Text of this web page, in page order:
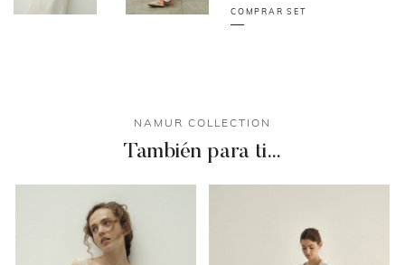
COMPRAR SET
NAMUR COLLECTION
También para ti…